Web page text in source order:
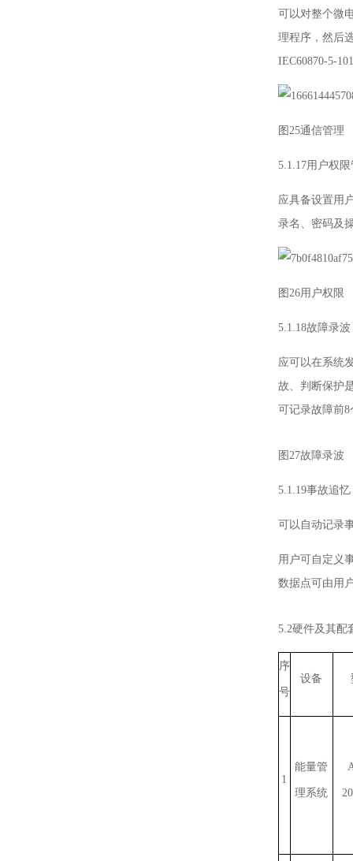
可以对整个微
理程序，然后
IEC60870-5-
图25通信管理
5.1.17用户权限
应具备设置用
录名、密码及
图26用户权限
5.1.18故障录波
应可以在系统
故、判断保护
可记录故障前
图27故障录波
5.1.19事故追忆
可以自动记录
用户可自定义
数据点可由用
5.2硬件及其配
序
号
设备
1
能量管
理系统